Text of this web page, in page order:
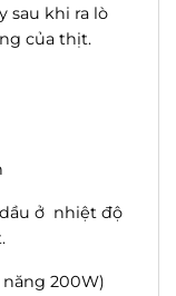
sau khi ra lò
của thịt.
ở nhiệt độ
200W)